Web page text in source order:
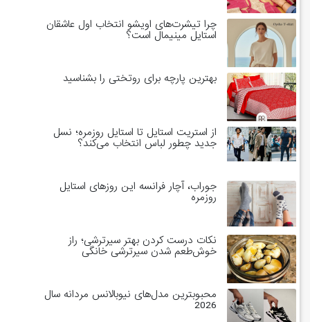
چرا تیشرت‌های اویشو انتخاب اول عاشقان
استایل مینیمال است؟
بهترین پارچه برای روتختی را بشناسید
از استریت استایل تا استایل روزمره؛ نسل
جدید چطور لباس انتخاب می‌کند؟
جوراب، آچار فرانسه این روزهای استایل
روزمره
نکات درست کردن بهتر سیرترشی؛ راز
خوش‌طعم شدن سیرترشی خانگی
محبوبترین مدل‌های نیوبالانس مردانه سال
2026